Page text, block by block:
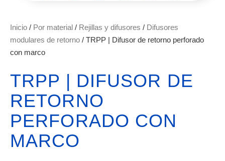
Inicio / Por material / Rejillas y difusores / Difusores
modulares de retorno / TRPP | Difusor de retorno perforado
con marco
TRPP | DIFUSOR DE
RETORNO
PERFORADO CON
MARCO